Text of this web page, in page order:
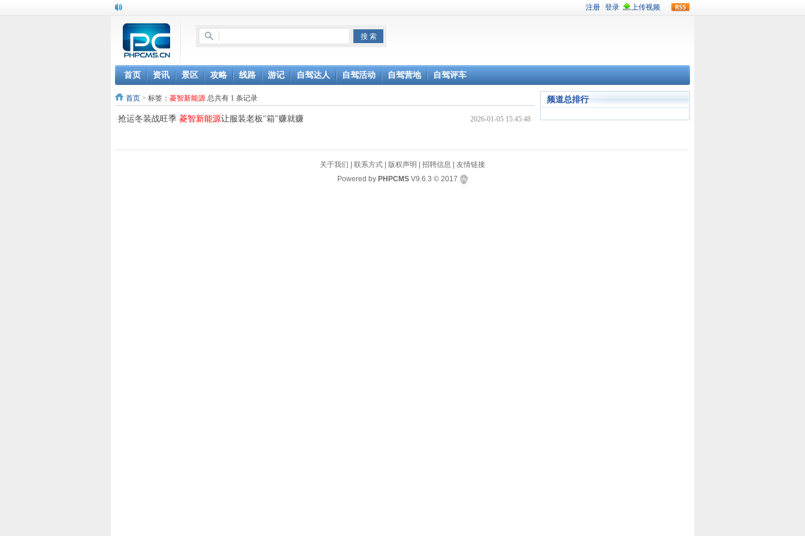
首页 资讯 景区 攻略 线路 游记 自驾达人 自驾活动 自驾营地 自驾评车
首页 > 标签： 菱智新能源 总共有 1 条记录
2026-01-05 15:45:48
·抢运冬装战旺季 菱智新能源让服装老板"箱"赚就赚
频道总排行
关于我们 联系方式 版权声明 招聘信息
友情链接
Powered by PHPCMS V9.6.3 © 2017